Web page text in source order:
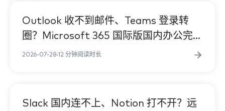
BIZ·07CH
企业与跨境
Outlook 收不到邮件、Teams 登录转
圈？Microsoft 365 国际版国内办公完整
指南
2026-07-28 12 分钟阅读时长
企业与跨境
Slack 国内连不上、Notion 打不开？远